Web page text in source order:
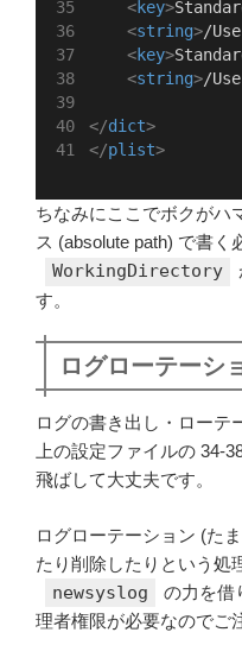
<key>
<string>/
<key>
<string>/
</dict>
</plist>
ちなみにここでボクがハ
ス (absolute path) で書く
WorkingDirectory
す。
ログローテーシ
ログの書き出し・ローテ
上の設定ファイルの 34-
飛ばして大丈夫です。
ログローテーション (た
たり削除したりという処
newsyslog
の力を借
理者権限が必要なのでご